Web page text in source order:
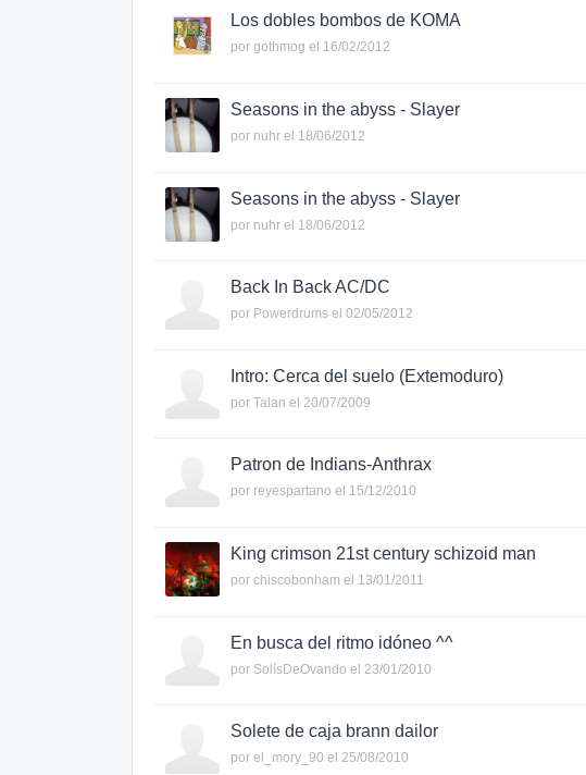
Los dobles bombos de KOMA
por gothmog el 16/02/2012
Seasons in the abyss - Slayer
por nuhr el 18/06/2012
Seasons in the abyss - Slayer
por nuhr el 18/06/2012
Back In Back AC/DC
por Powerdrums el 02/05/2012
Intro: Cerca del suelo (Extemoduro)
por Talan el 20/07/2009
Patron de Indians-Anthrax
por reyespartano el 15/12/2010
King crimson 21st century schizoid man
por chiscobonham el 13/01/2011
En busca del ritmo idóneo ^^
por SolísDeOvando el 23/01/2010
Solete de caja brann dailor
por el_mory_90 el 25/08/2010